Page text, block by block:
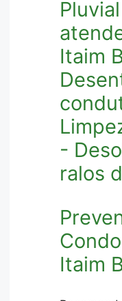
Itaim
-
ralos
Itaim